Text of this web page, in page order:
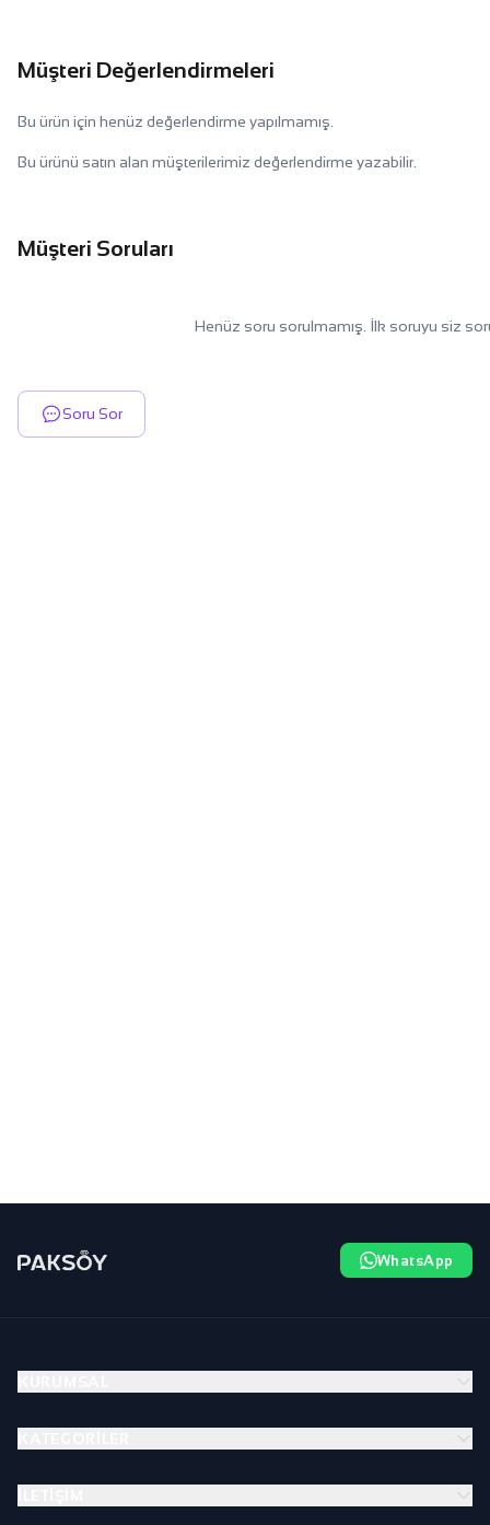
Müşteri Değerlendirmeleri
Bu ürün için henüz değerlendirme yapılmamış.
Bu ürünü satın alan müşterilerimiz değerlendirme yazabilir.
Müşteri Soruları
Henüz soru sorulmamış. İlk soruyu siz
Soru Sor
WhatsApp